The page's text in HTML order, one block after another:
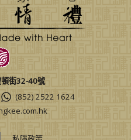
街32-40號
(852) 2522 1624